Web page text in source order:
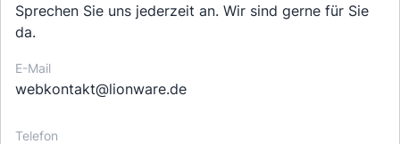
Sprechen Sie uns jederzeit an. Wir sind gerne für Sie
da.
E-Mail
webkontakt@lionware.de
Telefon